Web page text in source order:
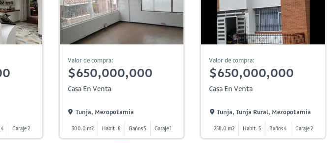
4 Garaje 2
Valor de compra:
$650,000,000
Casa En Venta
Tunja, Mezopotamia
300.0 m2 Habit. 8 Baños 5 Garaje 1
Valor de compra:
$650,000,000
Casa En Venta
Tunja, Tunja Rural, Mezopotamia
258.0 m2 Habit. 5 Baños 4 Garaje 2